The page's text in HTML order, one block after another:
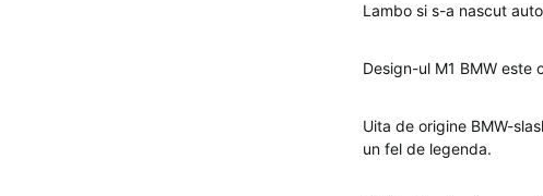
Lambo si s-a nascut
Design-ul M1 BMW
Uita de origine BMW-
un fel de legenda.